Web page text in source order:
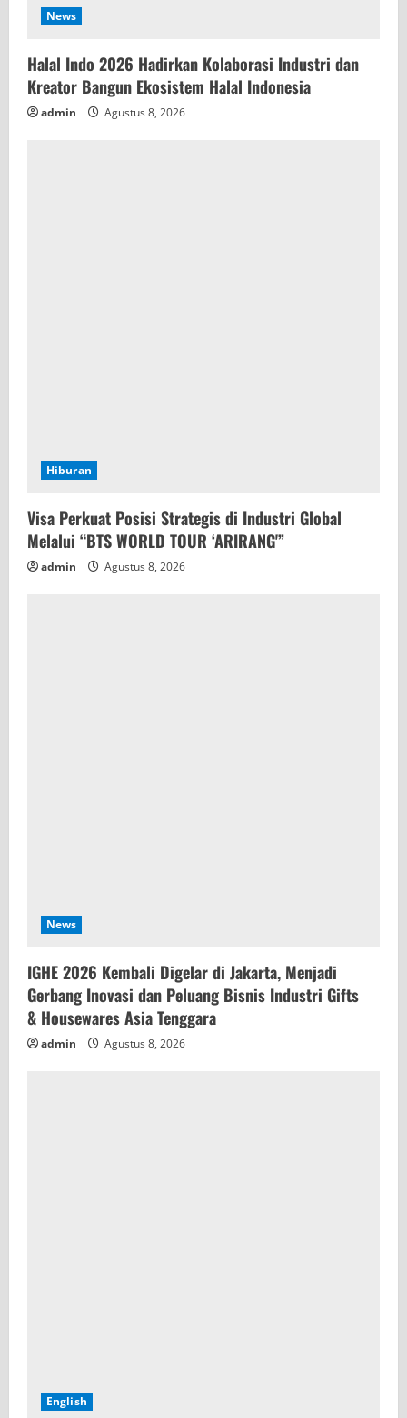
News
Halal Indo 2026 Hadirkan Kolaborasi Industri dan
Kreator Bangun Ekosistem Halal Indonesia
admin Agustus 8, 2026
Hiburan
Visa Perkuat Posisi Strategis di Industri Global
Melalui “BTS WORLD TOUR ‘ARIRANG'”
admin Agustus 8, 2026
News
IGHE 2026 Kembali Digelar di Jakarta, Menjadi
Gerbang Inovasi dan Peluang Bisnis Industri Gifts
& Housewares Asia Tenggara
admin Agustus 8, 2026
English